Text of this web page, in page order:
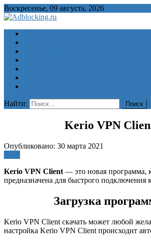
Воскресенье, 09 августа, 2026
Adblocking.ru
Скачать блокировщик рекламы для всех
Найти:
Kerio VPN
Опубликовано: 30 марта 2021
Kerio VPN Client — это новая программа,
предназначена для быстрого подключения
Загрузка
Kerio VPN Client скачать может любой
настройка Kerio VPN Client происходит